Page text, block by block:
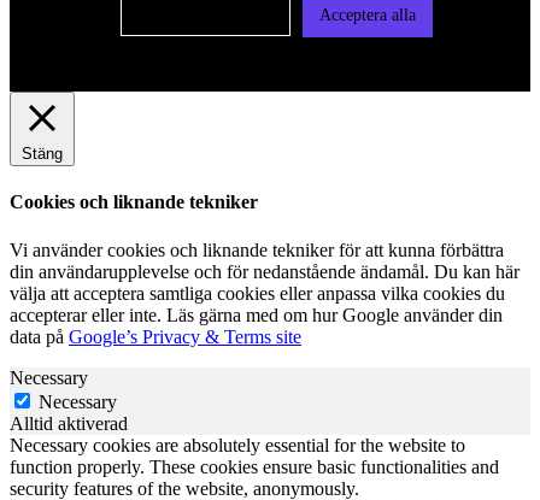
Acceptera alla
Stäng
Cookies och liknande tekniker
Vi använder cookies och liknande tekniker för att kunna förbättra
din användarupplevelse och för nedanstående ändamål. Du kan här
välja att acceptera samtliga cookies eller anpassa vilka cookies du
accepterar eller inte. Läs gärna med om hur Google använder din
data på Google’s Privacy & Terms site
Necessary
Necessary
Alltid aktiverad
Necessary cookies are absolutely essential for the website to
function properly. These cookies ensure basic functionalities and
security features of the website, anonymously.